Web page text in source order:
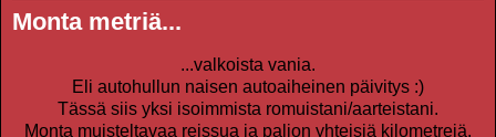
Monta metriä...
...valkoista vania.
Eli autohullun naisen autoaiheinen päivitys :)
Tässä siis yksi isoimmista romuistani/aarteistani.
Monta muisteltavaa reissua ja paljon yhteisiä kilometrejä.